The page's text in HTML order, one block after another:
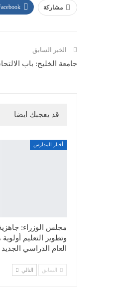
مشاركة
الخبر السابق
جامعة الخليج: باب
قد يعجبك ايضا
أخبار المدارس
مجلس الوزراء:
وتطوير التعليم
العام الدراسي الجديد
السابق التالي